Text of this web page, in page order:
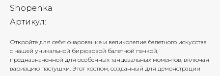
Shopenka
Артикул:
Откройте для себя очарование и великолепие балетного искусства
с нашей уникальной бирюзовой балетной пачкой,
предназначенной для особенных танцевальных моментов, включая
вариацию пастушки. Этот костюм, созданный для демонстрации